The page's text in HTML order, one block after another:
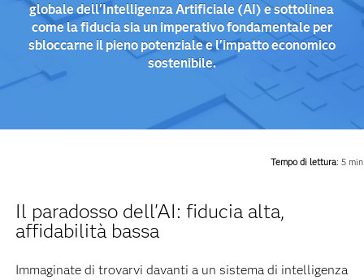
globale dell'Intelligenza Artificiale (AI) e sottolinea
come la fiducia sia un imperativo fondamentale per
sbloccarne il pieno potenziale e l'impatto economico
sostenibile.
Tempo di lettura: 5 min
Il paradosso dell'AI: fiducia alta,
affidabilità bassa
Immaginate di trovarvi davanti a un sistema di intelligenza